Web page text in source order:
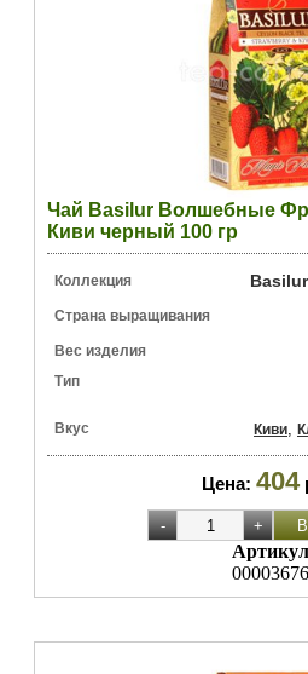
Чай Basilur Волшебные
Киви черный 100 гр
Коллекция
Страна выращивания
Вес изделия
Тип
Вкус
Киви,
Цена: 404
Артикул
00003676